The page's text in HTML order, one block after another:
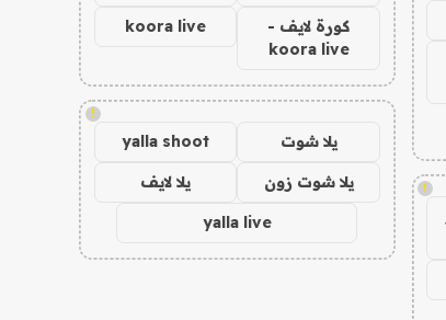
!
كورة لايف -
koora live
koora live
!
يلا شوت yalla shoot
يلا شوت زون يلا لايف
yalla live